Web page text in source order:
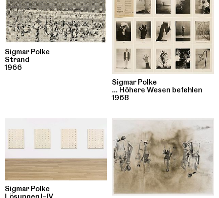
Sigmar Polke
Strand
1966
Sigmar Polke
... Höhere Wesen befehlen
1968
Sigmar Polke